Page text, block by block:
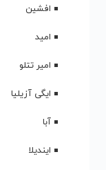
افشین
امید
امیر تتلو
ایگی آزیلیا
آبا
ایندیلا